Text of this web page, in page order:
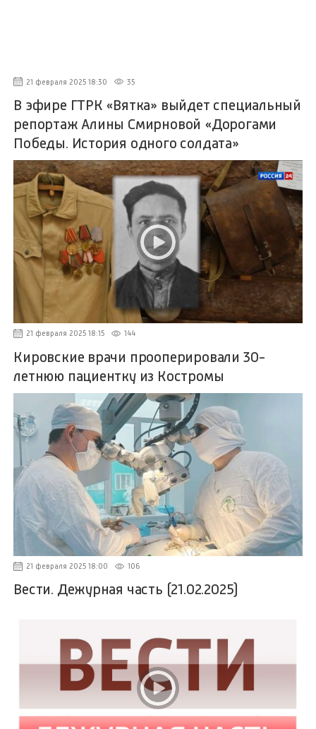
21 февраля 2025 18:30 35
В эфире ГТРК «Вятка» выйдет специальный
репортаж Алины Смирновой «Дорогами
Победы. История одного солдата»
21 февраля 2025 18:15 144
Кировские врачи прооперировали 30-
летнюю пациентку из Костромы
21 февраля 2025 18:00 106
Вести. Дежурная часть (21.02.2025)